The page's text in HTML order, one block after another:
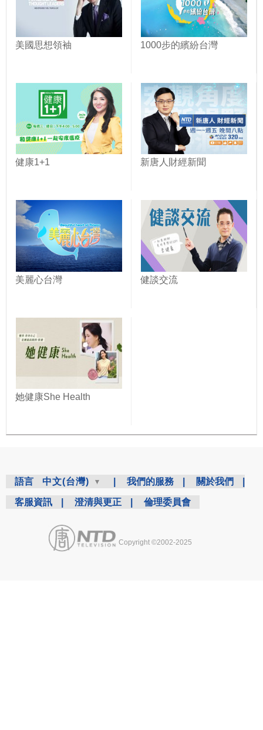
美國思想領袖 1000步的繽紛台灣
健康1+1 新唐人財經新聞
美麗心台灣 健談交流
她健康She Health
語言 中文(台灣) 我們的服務 關於我們
客服資訊 澄清與更正 倫理委員會
Copyright ©2002-2025